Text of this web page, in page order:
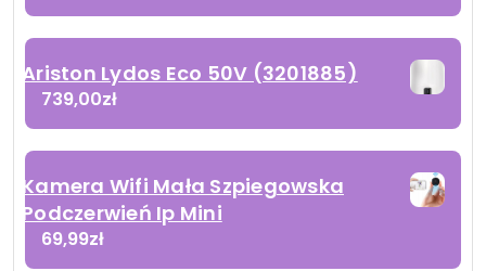
Ariston Lydos Eco 50V (3201885)
739,00zł
Kamera Wifi Mała Szpiegowska
Podczerwień Ip Mini
69,99zł